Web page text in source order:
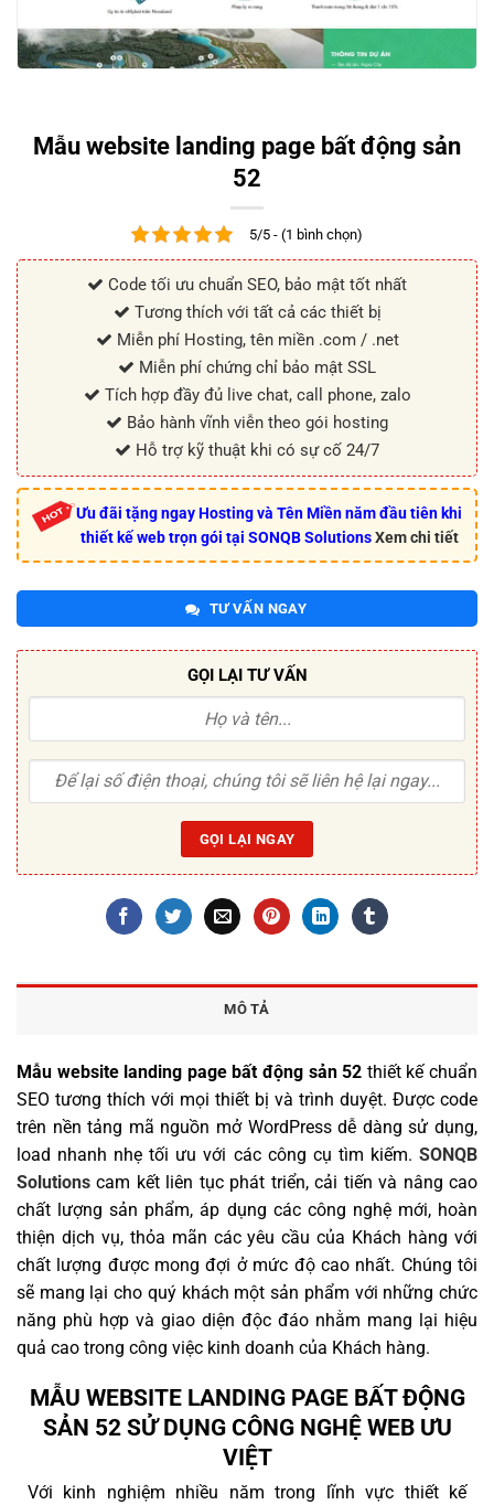
Mẫu website landing page bất động sản
52
5/5 - (1 bình chọn)
Code tối ưu chuẩn SEO, bảo mật tốt nhất
Tương thích với tất cả các thiết bị
Miễn phí Hosting, tên miền .com / .net
Miễn phí chứng chỉ bảo mật SSL
Tích hợp đầy đủ live chat, call phone, zalo
Bảo hành vĩnh viễn theo gói hosting
Hỗ trợ kỹ thuật khi có sự cố 24/7
Ưu đãi tặng ngay Hosting và Tên Miền năm đầu tiên khi
thiết kế web trọn gói tại SONQB SolutionsXem chi tiết
TƯ VẤN NGAY
GỌI LẠI TƯ VẤN
MÔ TẢ
Mẫu website landing page bất động sản 52 thiết kế chuẩn
SEO tương thích với mọi thiết bị và trình duyệt. Được code
trên nền tảng mã nguồn mở WordPress dễ dàng sử dụng,
load nhanh nhẹ tối ưu với các công cụ tìm kiếm. SONQB
Solutions cam kết liên tục phát triển, cải tiến và nâng cao
chất lượng sản phẩm, áp dụng các công nghệ mới, hoàn
thiện dịch vụ, thỏa mãn các yêu cầu của Khách hàng với
chất lượng được mong đợi ở mức độ cao nhất. Chúng tôi
sẽ mang lại cho quý khách một sản phẩm với những chức
năng phù hợp và giao diện độc đáo nhằm mang lại hiệu
quả cao trong công việc kinh doanh của Khách hàng.
MẪU WEBSITE LANDING PAGE BẤT ĐỘNG
SẢN 52 SỬ DỤNG CÔNG NGHỆ WEB ƯU
VIỆT
Với kinh nghiệm nhiều năm trong lĩnh vực thiết kế